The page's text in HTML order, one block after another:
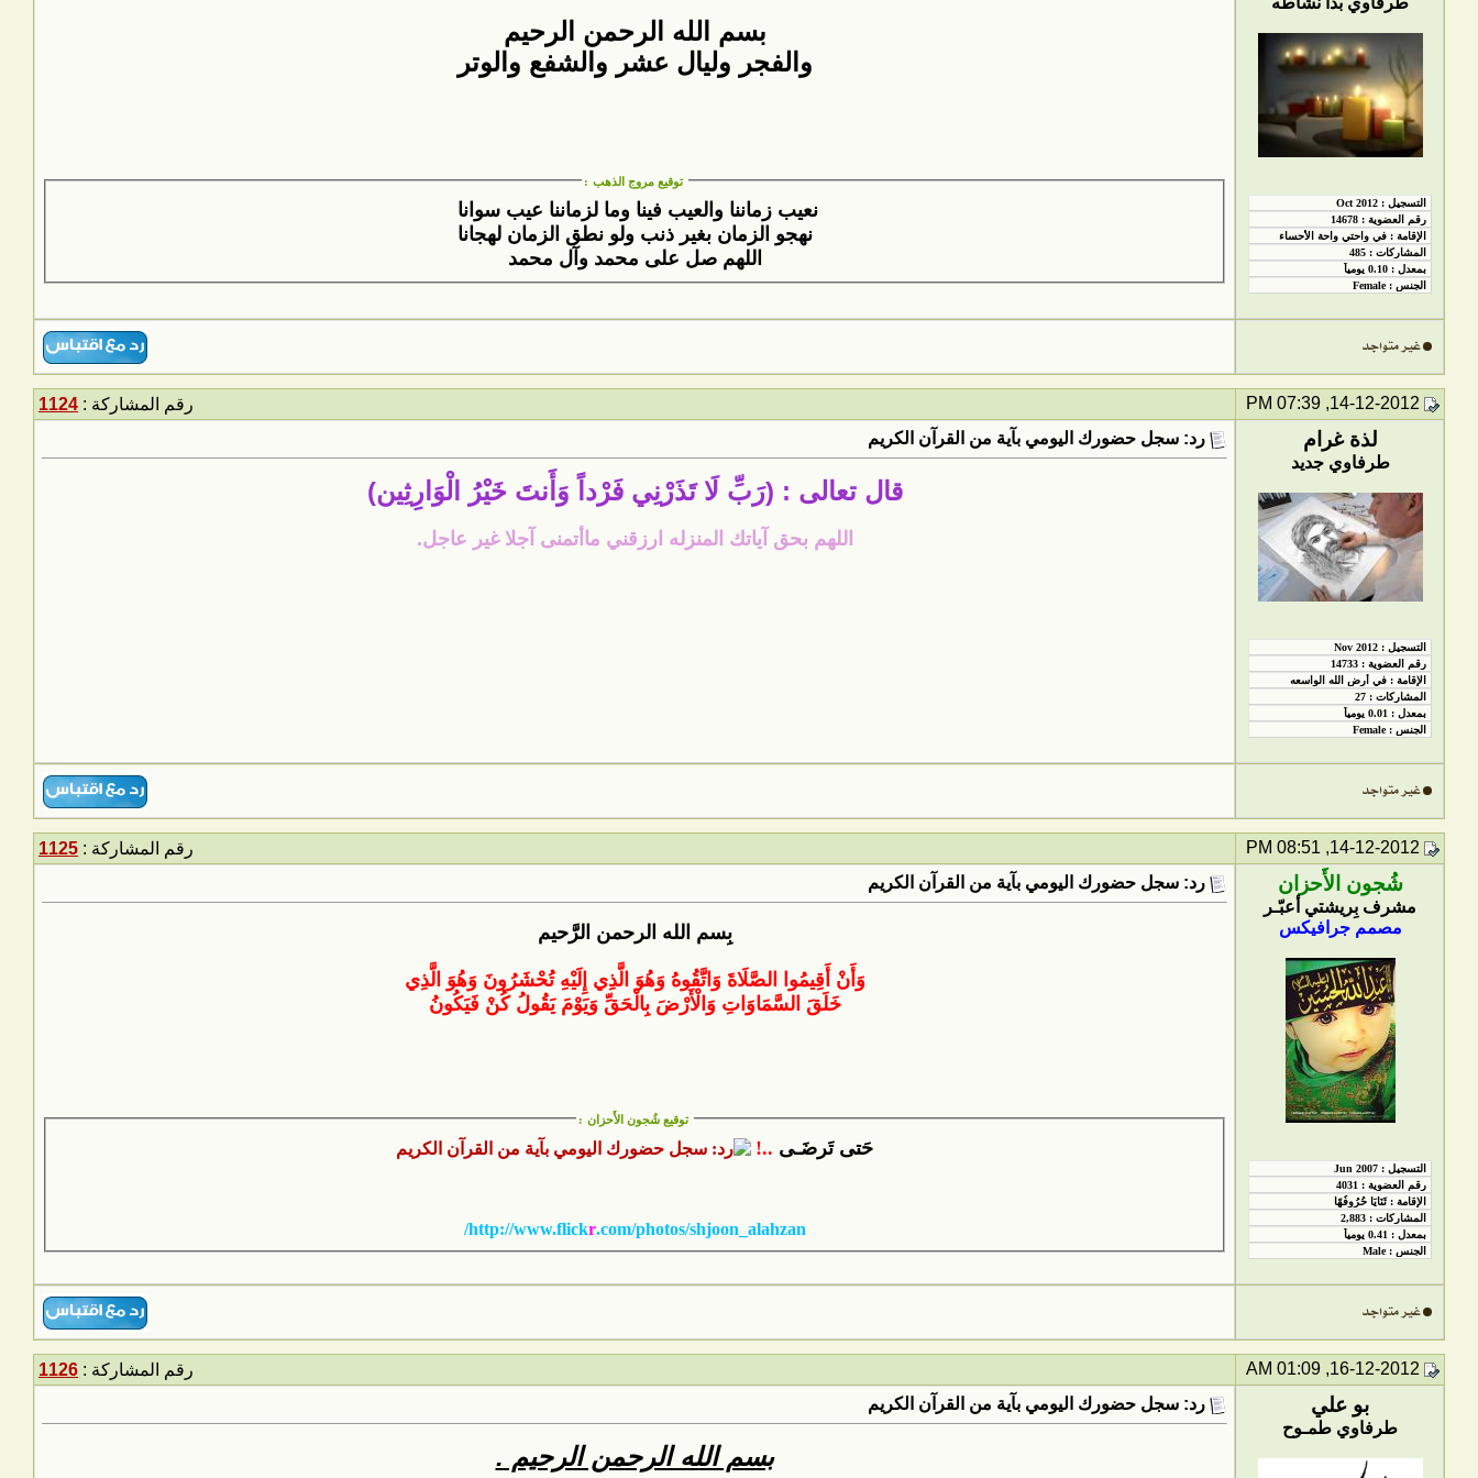
بسم الله الرحمن الرحيم
والفجر وليال عشر والشفع والوتر
توقيع مروج الذهب :
نعيب زماننا والعيب فينا وما لزماننا عيب سوانا
نهجو الزمان بغير ذنب ولو نطق الزمان لهجانا
اللهم صل على محمد وآل محمد
رقم المشاركة : 1124
لذة غرام
طرفاوي جديد
رد: سجل حضورك اليومي بآية من القرآن الكريم
قال تعالى : (رَبِّ لَا تَذَرْنِي فَرْداً وَأَنتَ خَيْرُ الْوَارِثِين)
اللهم بحق آياتك المنزله ارزقني ماأتمنى آجلا غير عاجل.
رقم المشاركة : 1125
شُجون الأَحزان
مشرف بِريشتي أعبّـر
مصمم جرافيكس
رد: سجل حضورك اليومي بآية من القرآن الكريم
بِسم الله الرحمن الرَّحيم
وَأَنْ أَقِيمُوا الصَّلَاةَ وَاتَّقُوهُ وَهُوَ الَّذِي إِلَيْهِ تُحْشَرُونَ وَهُوَ الَّذِي
خَلَقَ السَّمَاوَاتِ وَالْأَرْضَ بِالْحَقِّ وَيَوْمَ يَقُولُ كُنْ فَيَكُونُ
توقيع شُجون الأَحزان :
حَتى تَرضَـى ..!
http://www.flickr.com/photos/shjoon_alahzan/
رقم المشاركة : 1126
بو علي
طرفاوي طمـوح
رد: سجل حضورك اليومي بآية من القرآن الكريم
بسم الله الرحمن الرحيم .